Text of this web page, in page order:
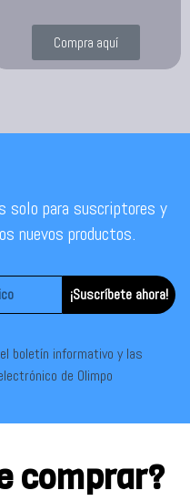
Compra aquí
solo para suscriptores y
nuevos productos.
¡Suscríbete ahora!
boletín informativo y las
de Olimpo
comprar?